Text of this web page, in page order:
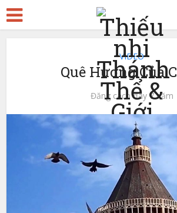
VIDEO
Quê Hương Của
Đăng cách đây 7 năm